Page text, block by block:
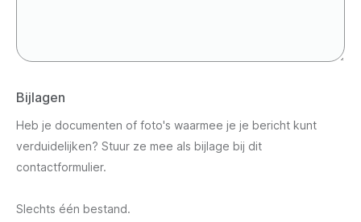
Bijlagen
Heb je documenten of foto's waarmee je je bericht kunt
verduidelijken? Stuur ze mee als bijlage bij dit
contactformulier.
Slechts één bestand.